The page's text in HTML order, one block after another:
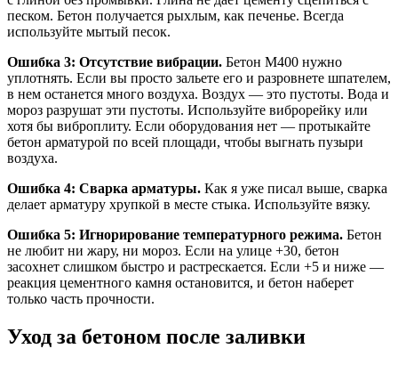
песком. Бетон получается рыхлым, как печенье. Всегда
используйте мытый песок.
Ошибка 3: Отсутствие вибрации. Бетон М400 нужно
уплотнять. Если вы просто зальете его и разровнете шпателем,
в нем останется много воздуха. Воздух — это пустоты. Вода и
мороз разрушат эти пустоты. Используйте виброрейку или
хотя бы виброплиту. Если оборудования нет — протыкайте
бетон арматурой по всей площади, чтобы выгнать пузыри
воздуха.
Ошибка 4: Сварка арматуры. Как я уже писал выше, сварка
делает арматуру хрупкой в месте стыка. Используйте вязку.
Ошибка 5: Игнорирование температурного режима. Бетон
не любит ни жару, ни мороз. Если на улице +30, бетон
засохнет слишком быстро и растрескается. Если +5 и ниже —
реакция цементного камня остановится, и бетон наберет
только часть прочности.
Уход за бетоном после заливки